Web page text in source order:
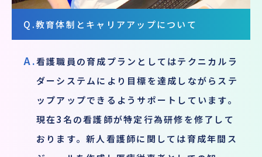
Q.教育体制とキャリアアップについて
A.看護職員の育成プランとしてはテクニカルラ
ダーシステムにより目標を達成しながらステ
ップアップできるようサポートしています。
現在3名の看護師が特定行為研修を修了して
おります。新人看護師に関しては育成年間ス